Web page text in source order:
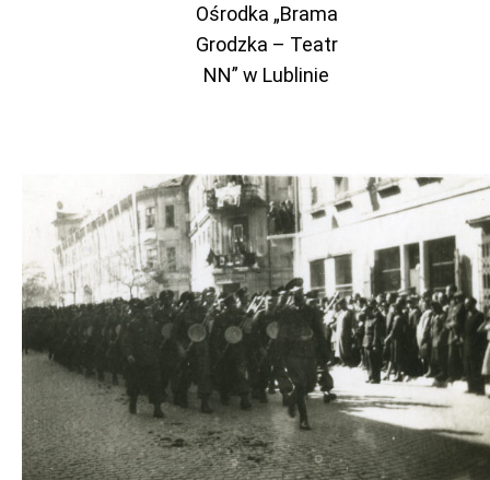
Ośrodka „Brama
Grodzka – Teatr
NN” w Lublinie